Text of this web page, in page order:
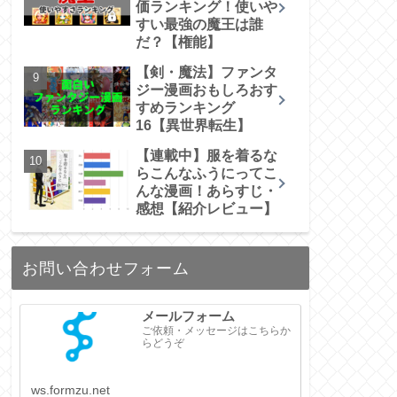
価ランキング！使いや
すい最強の魔王は誰
だ？【権能】
【剣・魔法】ファンタ
ジー漫画おもしろおす
すめランキング
16【異世界転生】
【連載中】服を着るな
らこんなふうにってこ
んな漫画！あらすじ・
感想【紹介レビュー】
お問い合わせフォーム
メールフォーム
ご依頼・メッセージはこちらか
らどうぞ
ws.formzu.net